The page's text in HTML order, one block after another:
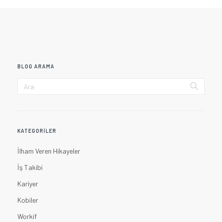
BLOG ARAMA
KATEGORILER
İlham Veren Hikayeler
İş Takibi
Kariyer
Kobiler
Workif